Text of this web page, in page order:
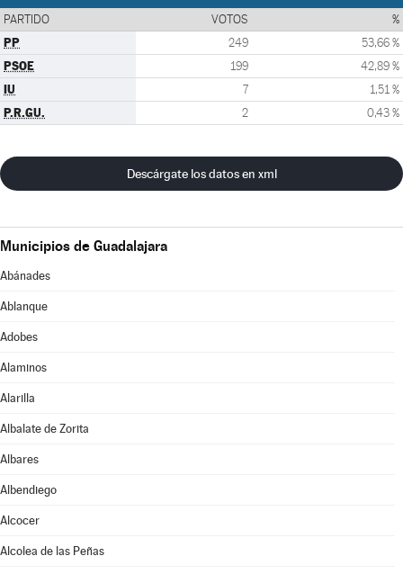
PARTIDO VOTOS %
PP 249 53,66 %
PSOE 199 42,89 %
IU 7 1,51 %
P.R.GU. 2 0,43 %
Descárgate los datos en xml
Municipios de Guadalajara
Abánades
Ablanque
Adobes
Alaminos
Alarilla
Albalate de Zorita
Albares
Albendiego
Alcocer
Alcolea de las Peñas